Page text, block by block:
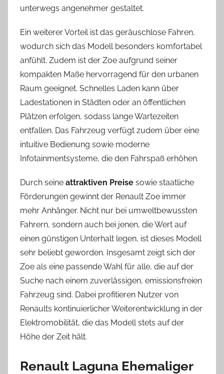
unterwegs angenehmer gestaltet.
Ein weiterer Vorteil ist das geräuschlose Fahren,
wodurch sich das Modell besonders komfortabel
anfühlt. Zudem ist der Zoe aufgrund seiner
kompakten Maße hervorragend für den urbanen
Raum geeignet. Schnelles Laden kann über
Ladestationen in Städten oder an öffentlichen
Plätzen erfolgen, sodass lange Wartezeiten
entfallen. Das Fahrzeug verfügt zudem über eine
intuitive Bedienung sowie moderne
Infotainmentsysteme, die den Fahrspaß erhöhen.
Durch seine attraktiven Preise sowie staatliche
Förderungen gewinnt der Renault Zoe immer
mehr Anhänger. Nicht nur bei umweltbewussten
Fahrern, sondern auch bei jenen, die Wert auf
einen günstigen Unterhalt legen, ist dieses Modell
sehr beliebt geworden. Insgesamt zeigt sich der
Zoe als eine passende Wahl für alle, die auf der
Suche nach einem zuverlässigen, emissionsfreien
Fahrzeug sind. Dabei profitieren Nutzer von
Renaults kontinuierlicher Weiterentwicklung in der
Elektromobilität, die das Modell stets auf der
Höhe der Zeit hält.
Renault Laguna Ehemaliger